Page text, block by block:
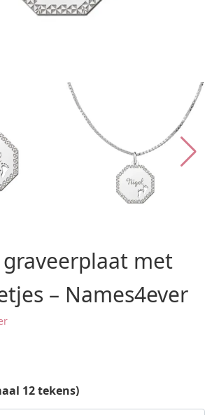
met
– Names4ever
12 tekens)